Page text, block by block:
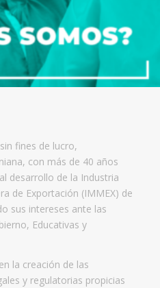
fines de lucro,
con más de 40 años
desarrollo de la Industria
de Exportación (IMMEX) de
sus intereses ante las
Educativas y
la creación de las
y regulatorias propicias